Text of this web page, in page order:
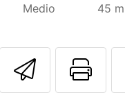
Medio 45
Enviar